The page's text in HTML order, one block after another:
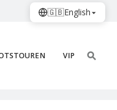
VIP
🇬🇧English